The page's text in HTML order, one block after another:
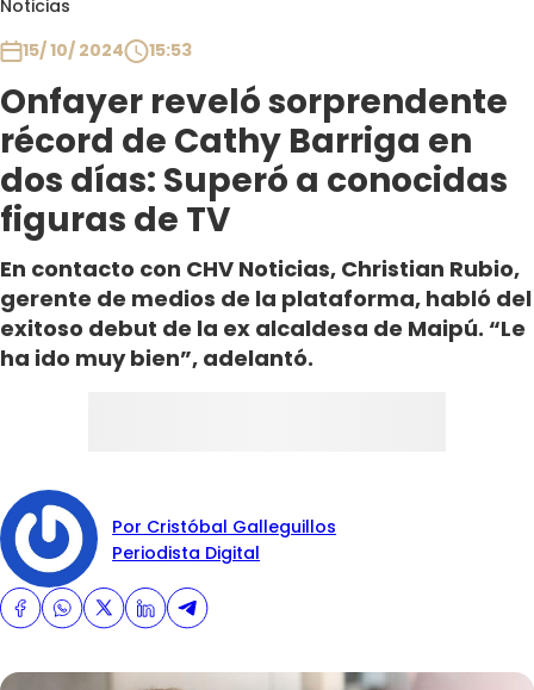
Noticias
15/ 10/ 2024
15:53
Onfayer reveló sorprendente
récord de Cathy Barriga en
dos días: Superó a conocidas
figuras de TV
En contacto con CHV Noticias, Christian Rubio,
gerente de medios de la plataforma, habló del
exitoso debut de la ex alcaldesa de Maipú. “Le
ha ido muy bien”, adelantó.
Por Cristóbal Galleguillos
Periodista Digital
Club De La Comedia
Contigo en Directo
Plan Perfecto
El Tiempo
Sabingo
Todos Los Programas